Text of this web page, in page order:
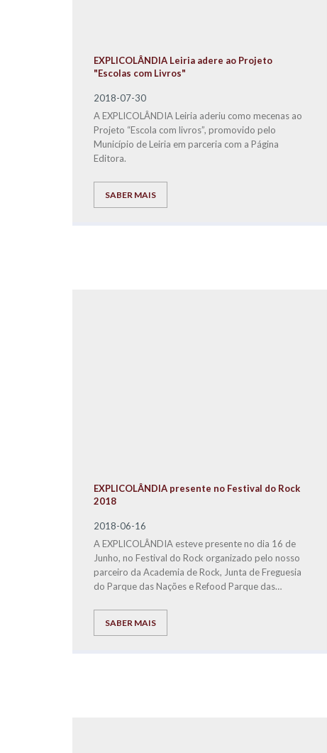
EXPLICOLÂNDIA Leiria adere ao Projeto
"Escolas com Livros"
2018-07-30
A EXPLICOLÂNDIA Leiria aderiu como mecenas ao
Projeto “Escola com livros”, promovido pelo
Município de Leiria em parceria com a Página
Editora.
SABER MAIS
EXPLICOLÂNDIA presente no Festival do Rock
2018
2018-06-16
A EXPLICOLÂNDIA esteve presente no dia 16 de
Junho, no Festival do Rock organizado pelo nosso
parceiro da Academia de Rock, Junta de Freguesia
do Parque das Nações e Refood Parque das
SABER MAIS